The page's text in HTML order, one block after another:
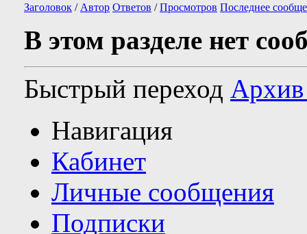
Заголовок / Автор Ответов /Просмотров Последнее
В этом разделе нет
Быстрый переход
Навигация
Кабинет
Личные сообщения
Подписки